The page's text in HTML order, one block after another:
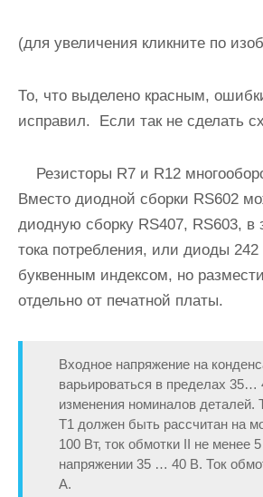
(для увеличения кликните по
То, что выделено красным,
исправил. Если так не сделать
Резисторы R7 и R12
Вместо диодной сборки RS602
диодную сборку RS407, RS603, в
тока потребления, или диоды
буквенным индексом, но
отдельно от печатной платы.
Входное напряжение на
варьироваться в пределах 35…
изменения номиналов деталей.
Т1 должен быть рассчитан на
100 Вт, ток обмотки II не менее
напряжении 35 … 40 В. Ток
А.